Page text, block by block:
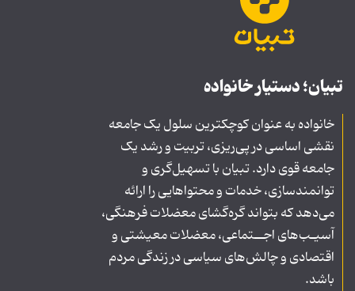
تبیان؛ دستیار خانواده
خانواده به عنوان کوچکترین سلول یک جامعه
نقشی اساسی در پی‌ریزی، تربیت و رشد یک
جامعه قوی دارد. تبیان با تسهیل‌گری و
توانمندسازی، خدمات و محتواهایی را ارائه
می‌دهد که بتواند گره‌گشای معضلات فرهنگی،
آسیـب‌های اجــتماعی، معضلات معیشتی و
اقتصادی و چالش‌های سیاسی در زندگی مردم
باشد.